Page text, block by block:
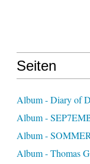
Seiten
Album - Diary of
Album -
Album -
Album - Thomas